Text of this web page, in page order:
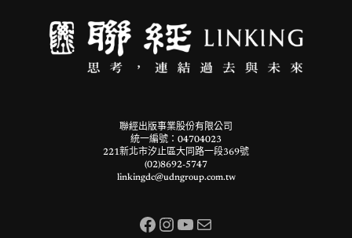
聯經出版事業股份有限公司
統一編號：04704023
221新北市汐止區大同路一段369號
(02)8692-5747
linkingdc@udngroup.com.tw
Facebook InstagramYouTube 電子郵件